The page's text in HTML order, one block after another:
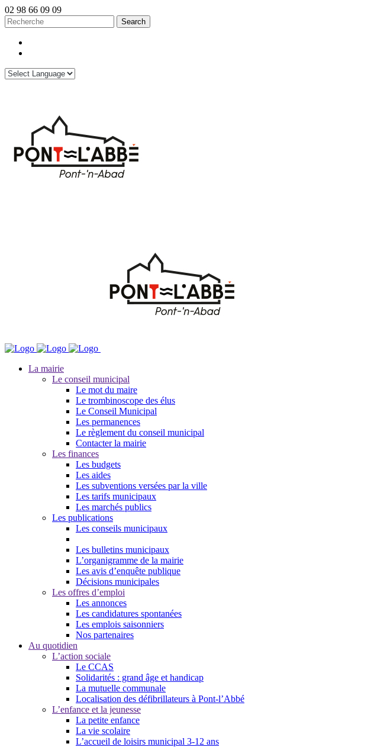
02 98 66 09 09
La mairie
Le conseil municipal
Le mot du maire
Le trombinoscope des élus
Le Conseil Municipal
Les permanences
Le règlement du conseil municipal
Contacter la mairie
Les finances
Les budgets
Les aides
Les subventions versées par la ville
Les tarifs municipaux
Les marchés publics
Les publications
Les conseils municipaux
Les bulletins municipaux
L’organigramme de la mairie
Les avis d’enquête publique
Décisions municipales
Les offres d’emploi
Les annonces
Les candidatures spontanées
Les emplois saisonniers
Nos partenaires
Au quotidien
L’action sociale
Le CCAS
Solidarités : grand âge et handicap
La mutuelle communale
Localisation des défibrillateurs à Pont-l’Abbé
L’enfance et la jeunesse
La petite enfance
La vie scolaire
L’accueil de loisirs municipal 3-12 ans